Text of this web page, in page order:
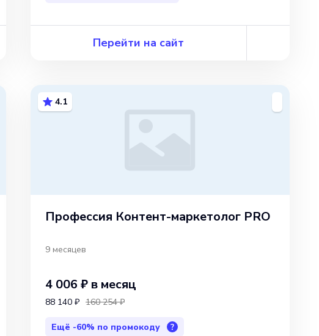
Перейти на сайт
4.1
Профессия Контент-маркетолог PRO
9 месяцев
4 006 ₽ в месяц
88 140 ₽ 160 254 ₽
Ещё -60% по промокоду ?